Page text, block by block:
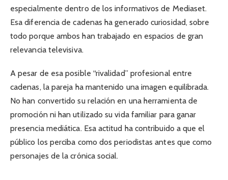
especialmente dentro de los informativos de Mediaset.
Esa diferencia de cadenas ha generado curiosidad, sobre
todo porque ambos han trabajado en espacios de gran
relevancia televisiva.
A pesar de esa posible “rivalidad” profesional entre
cadenas, la pareja ha mantenido una imagen equilibrada.
No han convertido su relación en una herramienta de
promoción ni han utilizado su vida familiar para ganar
presencia mediática. Esa actitud ha contribuido a que el
público los perciba como dos periodistas antes que como
personajes de la crónica social.